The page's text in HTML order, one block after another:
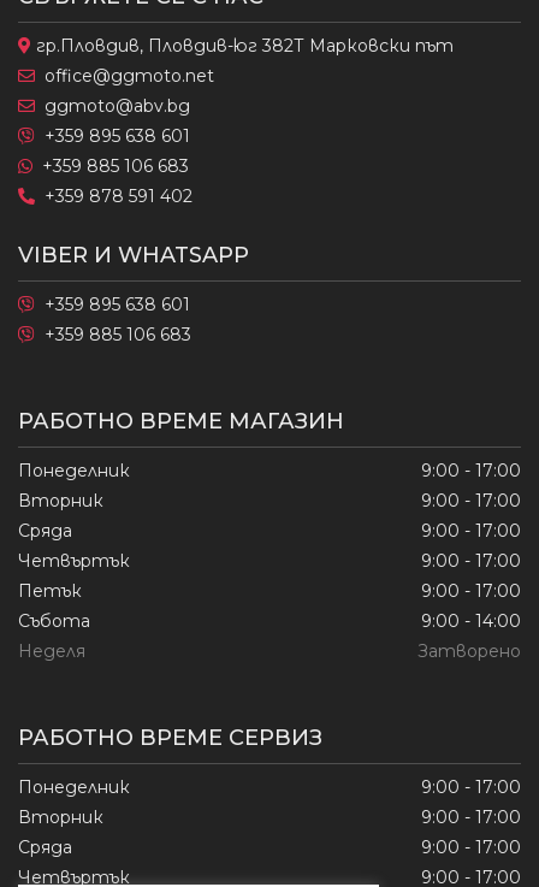
гр.Пловдив, Пловдив-юг 382Т Марковски път
office@ggmoto.net
ggmoto@abv.bg
+359 895 638 601
+359 885 106 683
+359 878 591 402
VIBER И WHATSAPP
+359 895 638 601
+359 885 106 683
РАБОТНО ВРЕМЕ МАГАЗИН
Понеделник
9:00 - 17:00
Вторник
9:00 - 17:00
Сряда
9:00 - 17:00
Четвъртък
9:00 - 17:00
Петък
9:00 - 17:00
Събота
9:00 - 14:00
Неделя
Затворено
РАБОТНО ВРЕМЕ СЕРВИЗ
Понеделник
9:00 - 17:00
Вторник
9:00 - 17:00
Сряда
9:00 - 17:00
Четвъртък
9:00 - 17:00